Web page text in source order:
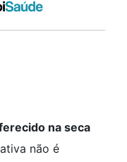
na seca
não é